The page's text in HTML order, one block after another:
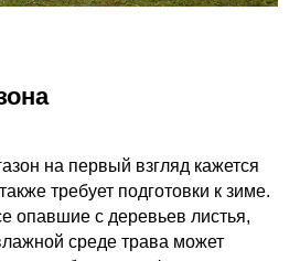
на первый взгляд кажется
требует подготовки к зиме.
опавшие с деревьев листья,
среде трава может